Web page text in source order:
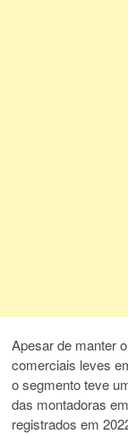
Apesar de manter
comerciais leves
o segmento teve
das montadoras
registrados em